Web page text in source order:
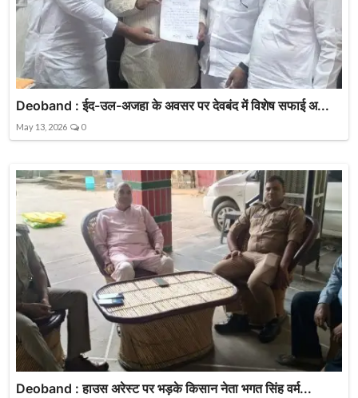
Deoband : ईद-उल-अजहा के अवसर पर देवबंद में विशेष सफाई अ...
May 13, 2026 0
Deoband : हाउस अरेस्ट पर भड़के किसान नेता भगत सिंह वर्म...